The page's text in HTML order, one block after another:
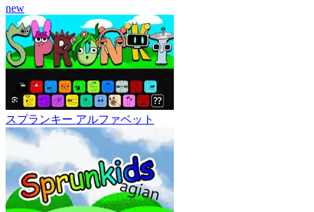
new
スプランキー アルファベット